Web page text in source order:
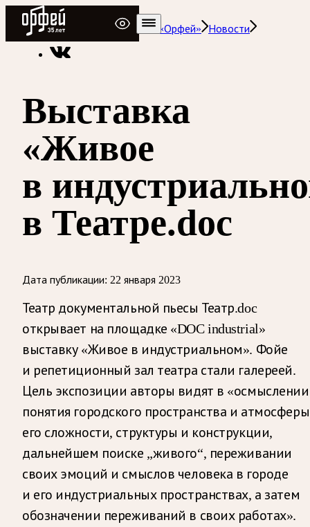
Радио Орфей
Радио классической музыки «Орфей»
Новости
Выставка
«Живое
в
в Театре.doc
Дата публикации: 22 января 2023
Театр документальной пьесы Театр.doc
открывает на площадке «DOC industrial»
выставку «Живое в индустриальном». Фойе
и репетиционный зал театра стали галереей.
Цель экспозиции авторы видят в «осмыслении
понятия городского пространства и атмосферы
его сложности, структуры и конструкции,
дальнейшем поиске „живого“, переживании
своих эмоций и смыслов человека в городе
и его индустриальных пространствах, а затем
обозначении переживаний в своих работах».